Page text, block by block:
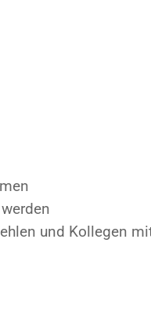
und Kollegen